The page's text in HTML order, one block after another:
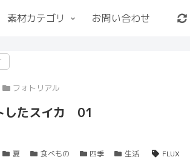
素材カテゴリ お問い合わせ
フォトリアル
したスイカ 01
夏 食べもの 四季 生活 FLUX